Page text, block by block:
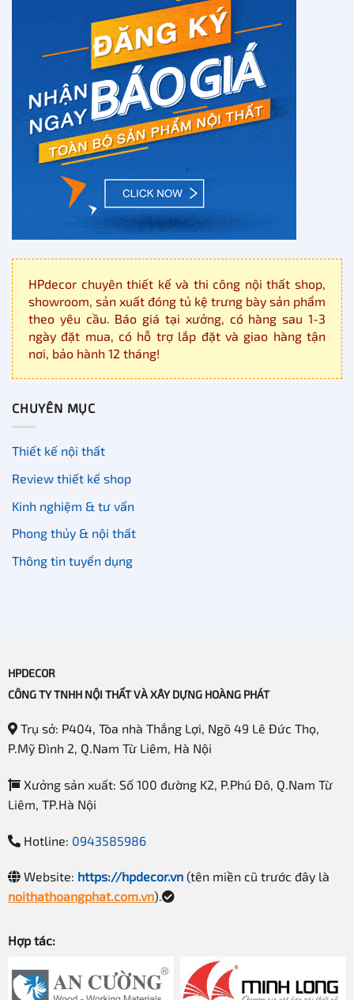
HPdecor chuyên thiết kế và thi công nội thất shop,
showroom, sản xuất đóng tủ kệ trưng bày sản phẩm
theo yêu cầu. Báo giá tại xưởng, có hàng sau 1-3
ngày đặt mua, có hỗ trợ lắp đặt và giao hàng tận
nơi, bảo hành 12 tháng!
CHUYÊN MỤC
Thiết kế nội thất
Review thiết kế shop
Kinh nghiệm & tư vấn
Phong thủy & nội thất
Thông tin tuyển dụng
HPDECOR
CÔNG TY TNHH NỘI THẤT VÀ XÂY DỰNG HOÀNG PHÁT
Trụ sở: P404, Tòa nhà Thắng Lợi, Ngõ 49 Lê Đức Thọ,
P.Mỹ Đình 2, Q.Nam Từ Liêm, Hà Nội
Xưởng sản xuất: Số 100 đường K2, P.Phú Đô, Q.Nam Từ
Liêm, TP.Hà Nội
Hotline: 0943585986
Website: https://hpdecor.vn(tên miền cũ trước đây là
noithathoangphat.com.vn).
Hợp tác: